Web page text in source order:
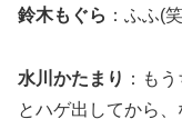
鈴木もぐら ：ふふ(
水川かたまり ：も
とハゲ出してから